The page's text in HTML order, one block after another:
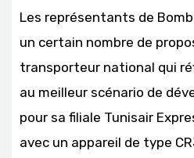
Les représentants de
un certain nombre de
transporteur national qui
au meilleur scénario de
pour sa filiale Tunisair
avec un appareil de type